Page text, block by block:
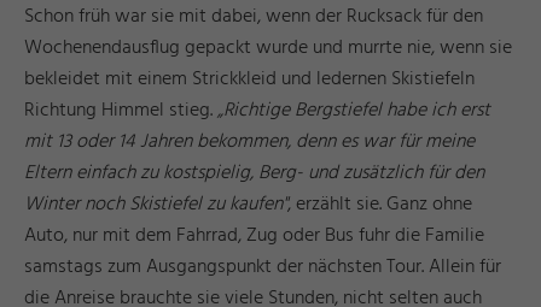
Schon früh war sie mit dabei, wenn der Rucksack für den
Wochenendausflug gepackt wurde und murrte nie, wenn sie
bekleidet mit einem Strickkleid und ledernen Skistiefeln
Richtung Himmel stieg.„Richtige Bergstiefel habe ich erst
mit 13 oder 14 Jahren bekommen, denn es war für meine
Eltern einfach zu kostspielig, Berg- und zusätzlich für den
Winter noch Skistiefel zu kaufen", erzählt sie. Ganz ohne
Auto, nur mit dem Fahrrad, Zug oder Bus fuhr die Familie
samstags zum Ausgangspunkt der nächsten Tour. Allein für
die Anreise brauchte sie viele Stunden, nicht selten auch